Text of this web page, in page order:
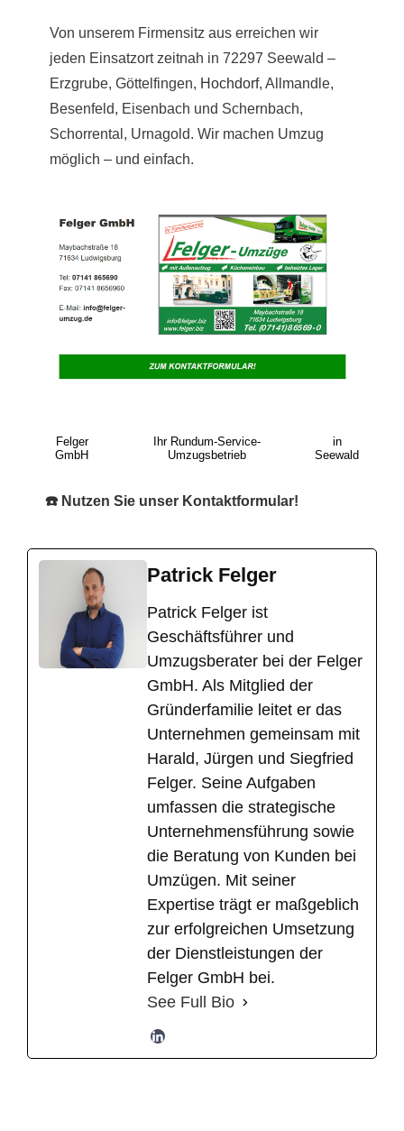
Von unserem Firmensitz aus erreichen wir
jeden Einsatzort zeitnah in 72297 Seewald –
Erzgrube, Göttelfingen, Hochdorf, Allmandle,
Besenfeld, Eisenbach und Schernbach,
Schorrental, Urnagold. Wir machen Umzug
möglich – und einfach.
Felger
GmbH
Ihr Rundum-Service-
Umzugsbetrieb
in
Seewald
☎️ Nutzen Sie unser Kontaktformular!
Patrick Felger
​Patrick Felger ist
Geschäftsführer und
Umzugsberater bei der Felger
GmbH. Als Mitglied der
Gründerfamilie leitet er das
Unternehmen gemeinsam mit
Harald, Jürgen und Siegfried
Felger. Seine Aufgaben
umfassen die strategische
Unternehmensführung sowie
die Beratung von Kunden bei
Umzügen. Mit seiner
Expertise trägt er maßgeblich
zur erfolgreichen Umsetzung
der Dienstleistungen der
Felger GmbH bei.
See Full Bio